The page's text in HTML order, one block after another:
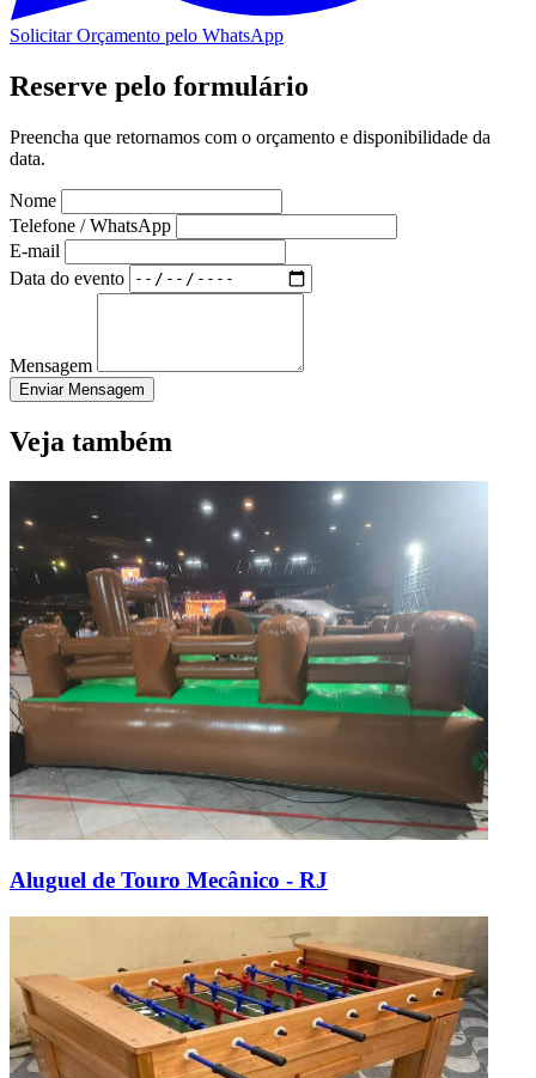
Solicitar Orçamento pelo WhatsApp
Reserve pelo formulário
Preencha que retornamos com o orçamento e disponibilidade da
data.
Nome
Telefone / WhatsApp
E-mail
Data do evento
Mensagem
Enviar Mensagem
Veja também
Aluguel de Touro Mecânico - RJ